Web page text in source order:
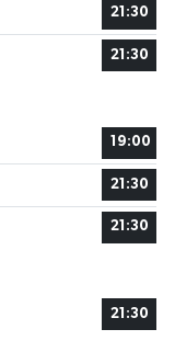
21:30
21:30
19:00
21:30
21:30
21:30